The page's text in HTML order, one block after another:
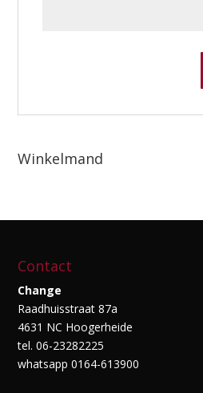
Winkelmand
Contact
Change
Raadhuisstraat 87a
4631 NC Hoogerheide
tel. 06-23282225
whatsapp 0164-613900